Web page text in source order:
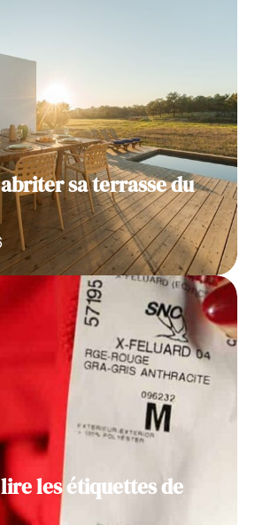
sa terrasse du
les étiquettes de